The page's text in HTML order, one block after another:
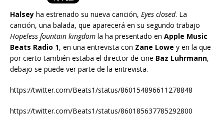
Halsey ha estrenado su nueva canción, Eyes closed. La
canción, una balada, que aparecerá en su segundo trabajo
Hopeless fountain kingdom la ha presentado en Apple Music
Beats Radio 1, en una entrevista con Zane Lowe y en la que
por cierto también estaba el director de cine Baz Luhrmann,
debajo se puede ver parte de la entrevista.
https://twitter.com/Beats1/status/860154896611278848
https://twitter.com/Beats1/status/860185637785292800